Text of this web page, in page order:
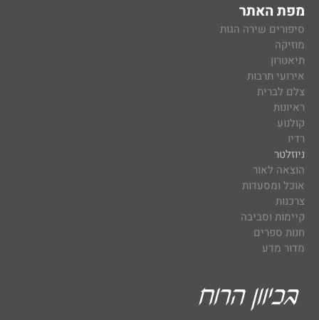
מפת האתר
סיפורים שירה הגות
מוזיקה
תיאטרון
אירועי תרבות
צלם לברית
ראיונות
קולנוע
רדיו
ניוזלטר
הוצאה לאור
אוכל ומסעדות
צרכנות
קיימות וסביבה
חנות ספרים
מדור מדע